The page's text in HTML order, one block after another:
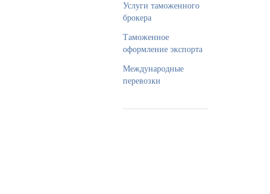
Услуги таможенного
брокера
Таможенное
оформление экспорта
Международные
перевозки